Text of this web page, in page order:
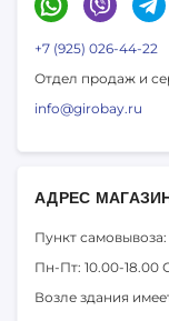
+7 (925) 026-44-22
Отдел продаж и
info@girobay.ru
АДРЕС
Пункт
Пн-Пт: 10.00-18.00
Возле здания